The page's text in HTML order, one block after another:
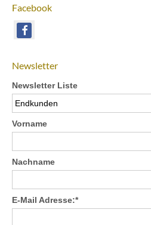
Facebook
Newsletter
Newsletter Liste
Vorname
Nachname
E-Mail Adresse:*